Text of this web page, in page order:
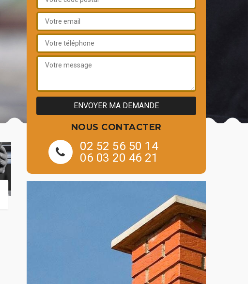
NOUS CONTACTER
02 52 56 50 14
06 03 20 46 21